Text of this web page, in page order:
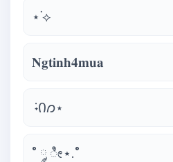
⋆˙⟡
𝐍𝐠𝐭𝐢𝐧𝐡𝟒𝐦𝐮𝐚
݁ ˖Ი𐑼⋆
˚ ༘ ೀ⋆.˚